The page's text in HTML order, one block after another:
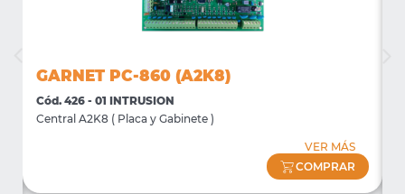
GARNET PC-860 (A2K8)
Cód. 426 - 01 INTRUSION
Central A2K8 ( Placa y Gabinete )
VER MÁS
COMPRAR